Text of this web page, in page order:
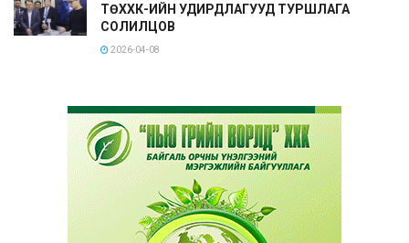
ТӨХХК-ИЙН УДИРДЛАГУУД ТУРШЛАГА
СОЛИЛЦОВ
2026-04-08